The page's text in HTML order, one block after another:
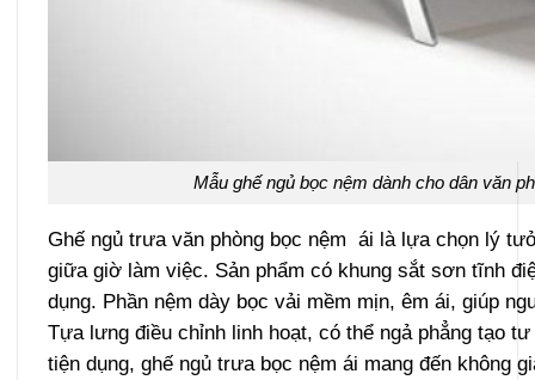
Mẫu ghế ngủ bọc nệm dành cho dân văn
Ghế ngủ trưa văn phòng bọc nệm ái là lựa chọn lý
giữa giờ làm việc. Sản phẩm có khung sắt sơn tĩnh
dụng. Phần nệm dày bọc vải mềm mịn, êm ái, giúp
Tựa lưng điều chỉnh linh hoạt, có thể ngả phẳng tạo
tiện dụng, ghế ngủ trưa bọc nệm ái mang đến không